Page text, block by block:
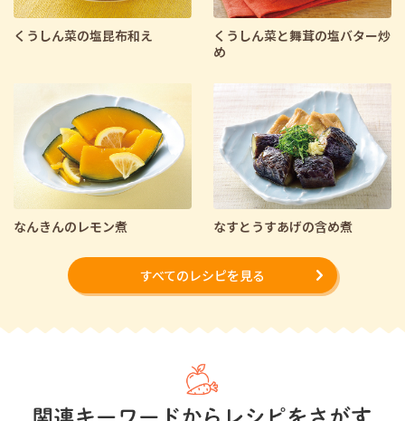
くうしん菜の塩昆布和え
くうしん菜と舞茸の塩バター炒
め
なんきんのレモン煮 なすとうすあげの含め煮
すべてのレシピを見る